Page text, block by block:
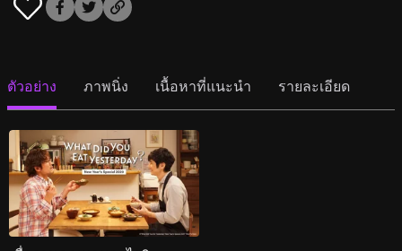
ตัวอย่าง ภาพนิ่ง เนื้อหาที่แนะนำ รายละเอียด